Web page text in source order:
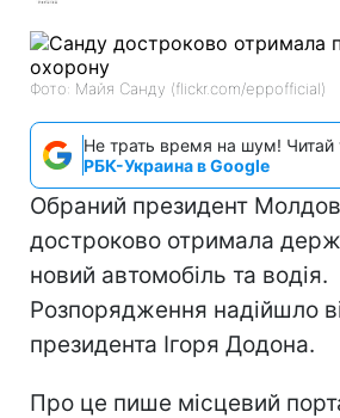
Фото: Майя Санду (flickr.com/eppofficial)
Не трать время на шум! Читай
РБК-Украина в Google
Обраний президент
достроково отримала
новий автомобіль та водія.
Розпорядження надійшло
президента Ігоря Додона.
Про це пише місцевий